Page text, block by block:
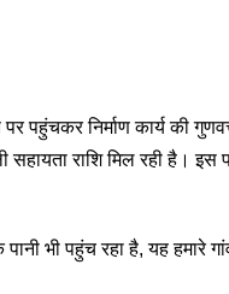
पहुंचकर निर्माण कार्य की
राशि मिल रही है। इस
पहुंच रहा है, यह हमारे